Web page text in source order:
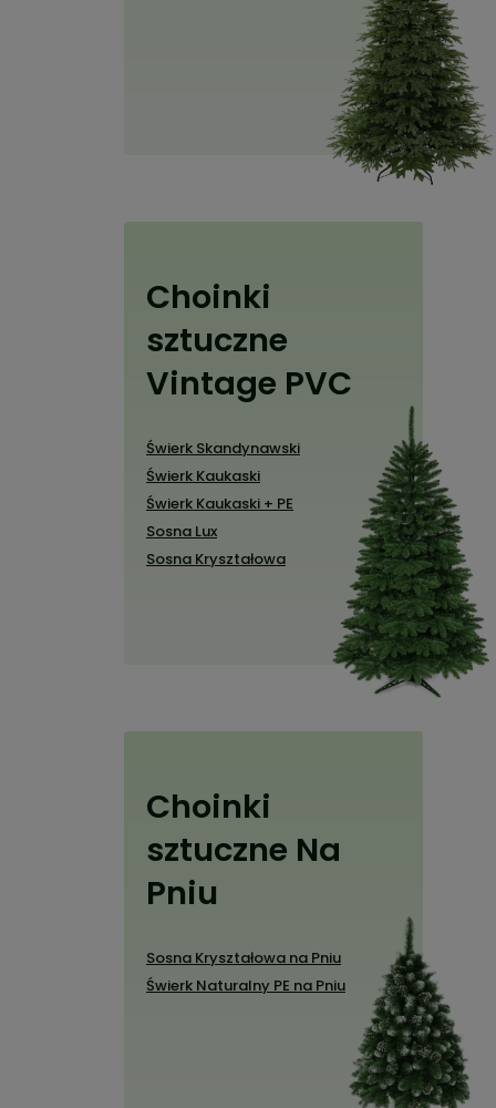
Choinki
sztuczne
Vintage PVC
Świerk Skandynawski
Świerk Kaukaski
Świerk Kaukaski + PE
Sosna Lux
Sosna Kryształowa
Choinki
sztuczne Na
Pniu
Sosna Kryształowa na Pniu
Świerk Naturalny PE na Pniu